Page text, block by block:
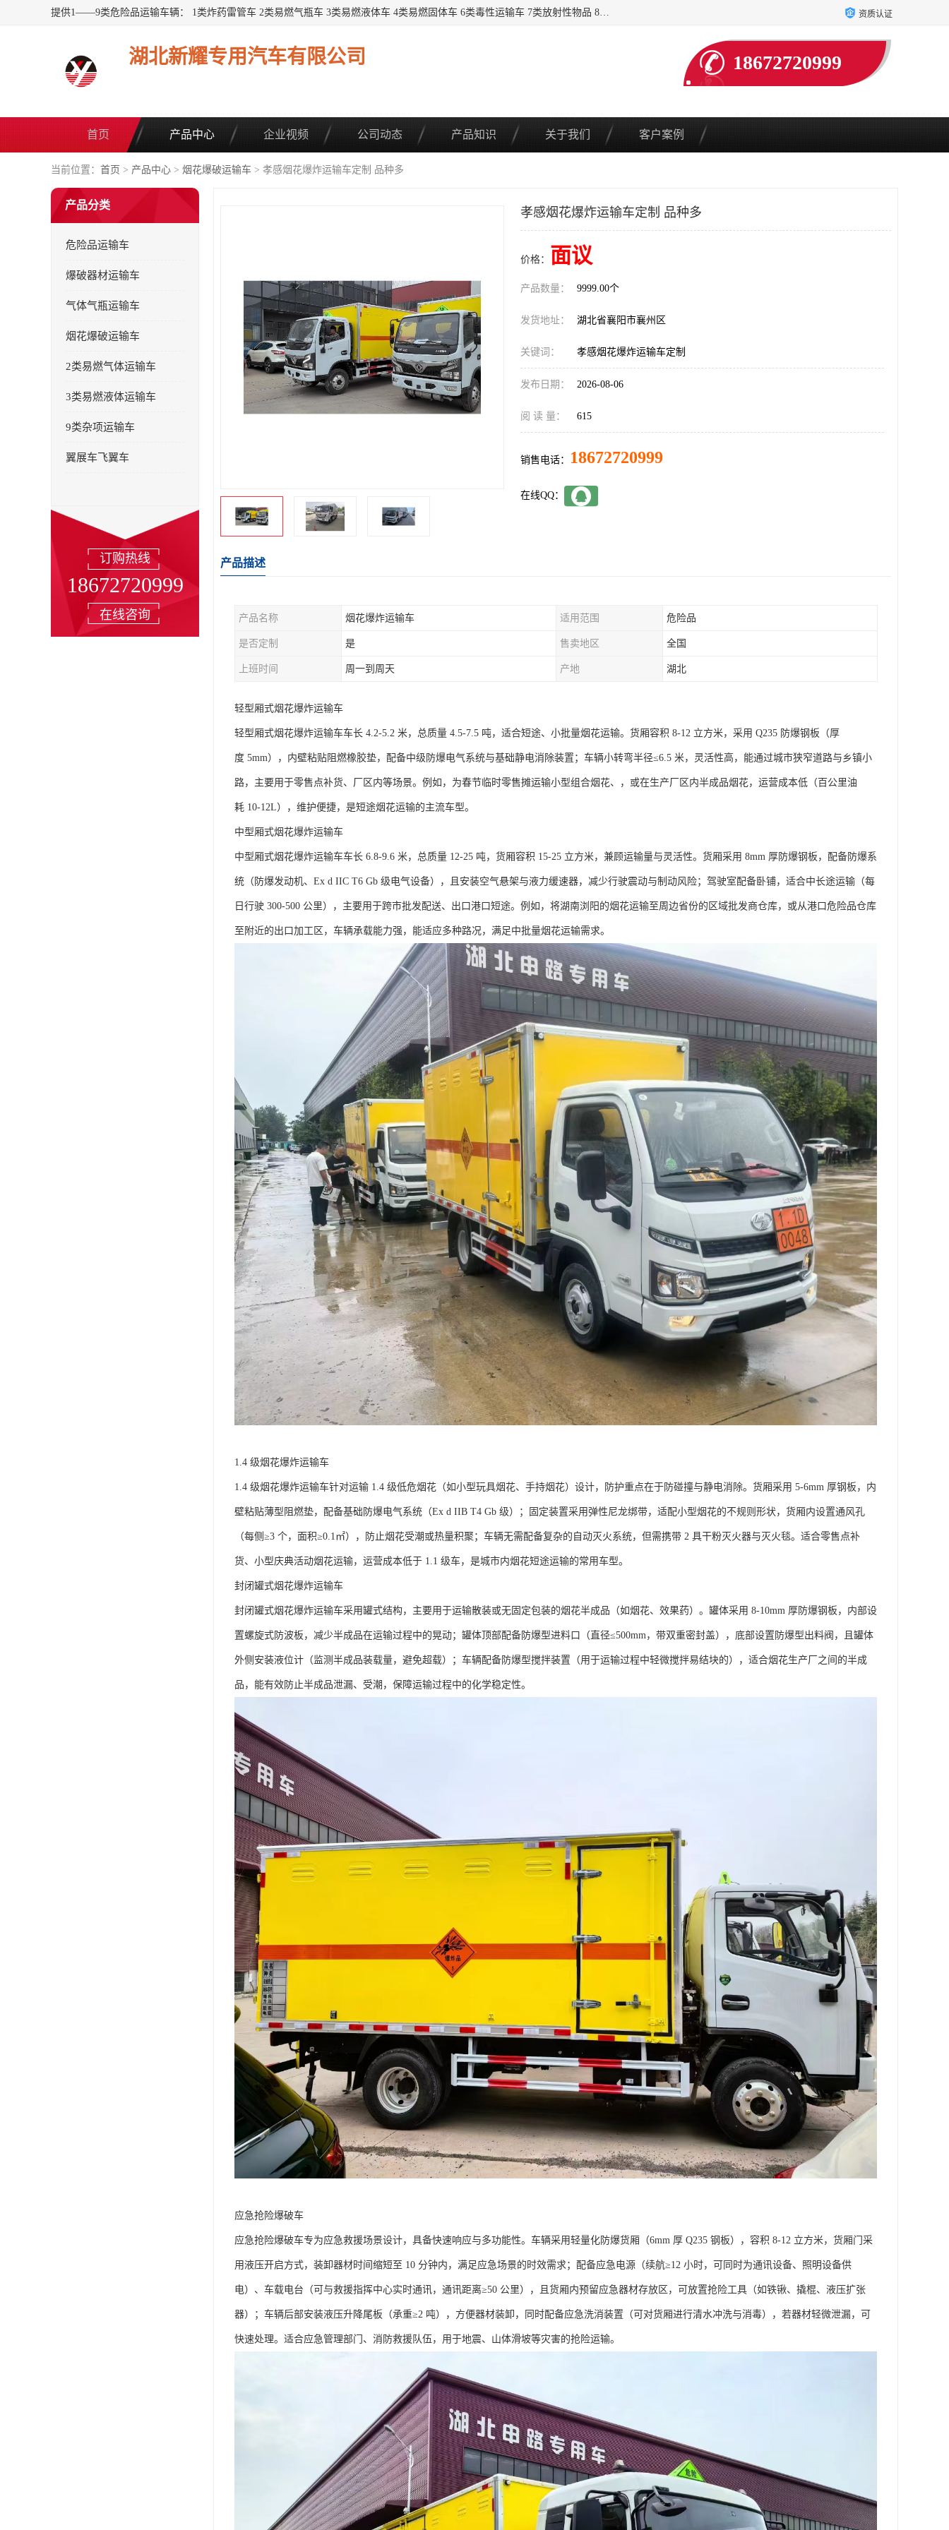
提供1——9类危险品运输车辆： 1类炸药雷管车 2类易燃气瓶车 3类易燃液体车 4类易燃固体车 6类毒性运输车 7类放射性物品 8类腐蚀性物品 9类杂项类物品 各类底盘，品种齐全。厂家直供，品质保证。 公告品种环保齐全，上牌无忧。 全国可送货上门，可分期，可*，可包牌。 详情可咨询: *（微信同号） 资质认证
湖北新耀专用汽车有限公司 18672720999
首页 产品中心 企业视频 公司动态 产品知识 关于我们 客户案例
当前位置： 首页 > 产品中心 > 烟花爆破运输车 > 孝感烟花爆炸运输车定制 品种多
产品分类
危险品运输车
爆破器材运输车
气体气瓶运输车
烟花爆破运输车
2类易燃气体运输车
3类易燃液体运输车
9类杂项运输车
翼展车飞翼车
订购热线
18672720999
在线咨询
孝感烟花爆炸运输车定制 品种多
价格： 面议
产品数量： 9999.00个
发货地址： 湖北省襄阳市襄州区
关键词： 孝感烟花爆炸运输车定制
发布日期： 2026-08-06
阅 读 量： 615
销售电话： 18672720999
在线QQ：
产品描述
产品名称 烟花爆炸运输车 适用范围 危险品
是否定制 是 售卖地区 全国
上班时间 周一到周天 产地 湖北
轻型厢式烟花爆炸运输车​
轻型厢式烟花爆炸运输车车长 4.2-5.2 米，总质量 4.5-7.5 吨，适合短途、小批量烟花运输。货厢容积 8-12 立方米，采用 Q235 防爆钢板（厚
度 5mm），内壁粘贴阻燃橡胶垫，配备中级防爆电气系统与基础静电消除装置；车辆小转弯半径≤6.5 米，灵活性高，能通过城市狭窄道路与乡镇小
路，主要用于零售点补货、厂区内等场景。例如，为春节临时零售摊运输小型组合烟花、，或在生产厂区内半成品烟花，运营成本低（百公里油
耗 10-12L），维护便捷，是短途烟花运输的主流车型。​
中型厢式烟花爆炸运输车​
中型厢式烟花爆炸运输车车长 6.8-9.6 米，总质量 12-25 吨，货厢容积 15-25 立方米，兼顾运输量与灵活性。货厢采用 8mm 厚防爆钢板，配备防爆系
统（防爆发动机、Ex d IIC T6 Gb 级电气设备），且安装空气悬架与液力缓速器，减少行驶震动与制动风险；驾驶室配备卧铺，适合中长途运输（每
日行驶 300-500 公里），主要用于跨市批发配送、出口港口短途。例如，将湖南浏阳的烟花运输至周边省份的区域批发商仓库，或从港口危险品仓库
至附近的出口加工区，车辆承载能力强，能适应多种路况，满足中批量烟花运输需求。​
1.4 级烟花爆炸运输车​
1.4 级烟花爆炸运输车针对运输 1.4 级低危烟花（如小型玩具烟花、手持烟花）设计，防护重点在于防碰撞与静电消除。货厢采用 5-6mm 厚钢板，内
壁粘贴薄型阻燃垫，配备基础防爆电气系统（Ex d IIB T4 Gb 级）；固定装置采用弹性尼龙绑带，适配小型烟花的不规则形状，货厢内设置通风孔
（每侧≥3 个，面积≥0.1㎡），防止烟花受潮或热量积聚；车辆无需配备复杂的自动灭火系统，但需携带 2 具干粉灭火器与灭火毯。适合零售点补
货、小型庆典活动烟花运输，运营成本低于 1.1 级车，是城市内烟花短途运输的常用车型。​
封闭罐式烟花爆炸运输车​
封闭罐式烟花爆炸运输车采用罐式结构，主要用于运输散装或无固定包装的烟花半成品（如烟花、效果药）。罐体采用 8-10mm 厚防爆钢板，内部设
置螺旋式防波板，减少半成品在运输过程中的晃动；罐体顶部配备防爆型进料口（直径≤500mm，带双重密封盖），底部设置防爆型出料阀，且罐体
外侧安装液位计（监测半成品装载量，避免超载）；车辆配备防爆型搅拌装置（用于运输过程中轻微搅拌易结块的），适合烟花生产厂之间的半成
品，能有效防止半成品泄漏、受潮，保障运输过程中的化学稳定性。​
应急抢险爆破车​
应急抢险爆破车专为应急救援场景设计，具备快速响应与多功能性。车辆采用轻量化防爆货厢（6mm 厚 Q235 钢板），容积 8-12 立方米，货厢门采
用液压开启方式，装卸器材时间缩短至 10 分钟内，满足应急场景的时效需求；配备应急电源（续航≥12 小时，可同时为通讯设备、照明设备供
电）、车载电台（可与救援指挥中心实时通讯，通讯距离≥50 公里），且货厢内预留应急器材存放区，可放置抢险工具（如铁锹、撬棍、液压扩张
器）；车辆后部安装液压升降尾板（承重≥2 吨），方便器材装卸，同时配备应急洗消装置（可对货厢进行清水冲洗与消毒），若器材轻微泄漏，可
快速处理。适合应急管理部门、消防救援队伍，用于地震、山体滑坡等灾害的抢险运输。​